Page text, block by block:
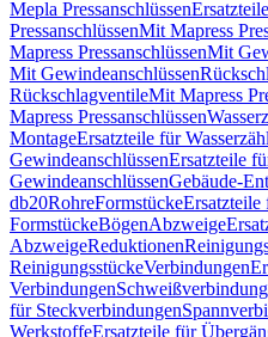
Mepla Pressanschlüssen
PressanschlüssenMit Mapress
Mapress PressanschlüssenMit
Mit Gewindeanschlüssen
RückschlagventileMit Mapress
Mapress Pressanschlüssen
MontageErsatzteile für
GewindeanschlüssenErsatzteile
GewindeanschlüssenGebäude-
db20RohreFormstückeErsatzteile
FormstückeBögenAbzweige
AbzweigeReduktionen
ReinigungsstückeVerbindungen
Verbindungen
für Steckverbindungen
WerkstoffeErsatzteile für